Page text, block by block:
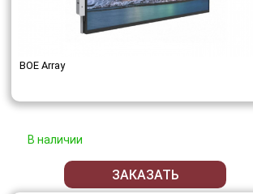
BOE Array
В наличии
ЗАКАЗАТЬ